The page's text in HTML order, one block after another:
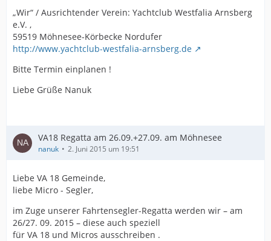
„Wir“ / Ausrichtender Verein: Yachtclub Westfalia Arnsberg
e.V. ,
59519 Möhnesee-Körbecke Nordufer
http://www.yachtclub-westfalia-arnsberg.de
Bitte Termin einplanen !
Liebe Grüße Nanuk
VA18 Regatta am 26.09.+27.09. am Möhnesee
nanuk 2. Juni 2015 um 19:51
Liebe VA 18 Gemeinde,
liebe Micro - Segler,
im Zuge unserer Fahrtensegler-Regatta werden wir – am
26/27. 09. 2015 – diese auch speziell
für VA 18 und Micros ausschreiben .